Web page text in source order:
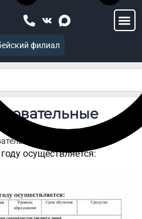
филиал
программы
осуществляется: